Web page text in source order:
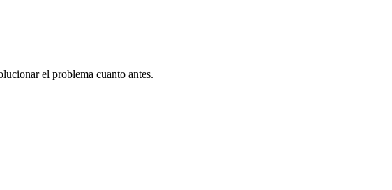
el problema cuanto antes.